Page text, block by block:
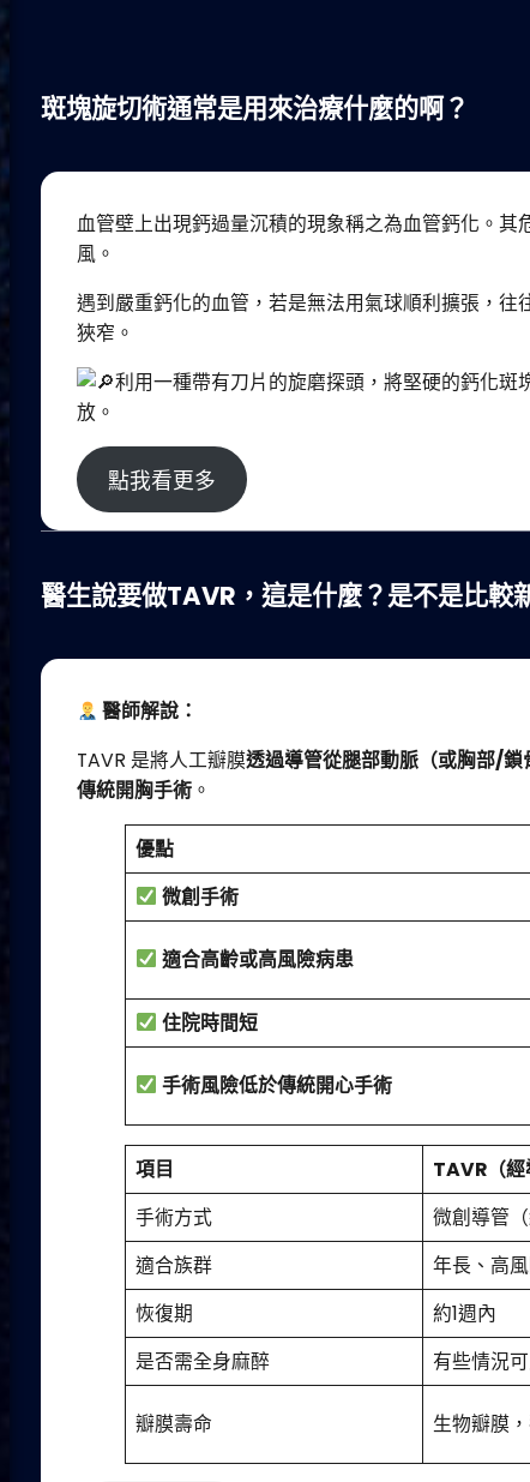
斑塊旋切術通常是用來治療什麼的啊？
血管壁上出現鈣過量沉積的現象稱之為血管鈣化。
風。
遇到嚴重鈣化的血管，若是無法用氣球順利擴張，
狹窄。
利用一種帶有刀片的旋磨探頭，將堅硬的鈣化
放。
點我看更多
醫生說要做TAVR，這是什麼？是不是比較
醫師解說：
TAVR 是將人工瓣膜透過導管從腿部動脈（或胸部/鎖
傳統開胸手術 。
優點
微創手術
適合高齡或高風險病患
住院時間短
手術風險低於傳統開心手術
項目 TAVR（經
手術方式
微創導管
適合族群
年長、高
恢復期
約1週內
是否需全身麻醉
有些情況
瓣膜壽命 生物瓣膜